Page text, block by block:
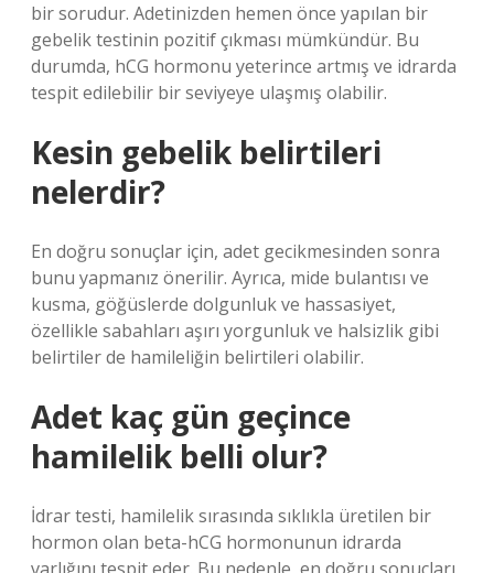
bir sorudur. Adetinizden hemen önce yapılan bir
gebelik testinin pozitif çıkması mümkündür. Bu
durumda, hCG hormonu yeterince artmış ve idrarda
tespit edilebilir bir seviyeye ulaşmış olabilir.
Kesin gebelik belirtileri
nelerdir?
En doğru sonuçlar için, adet gecikmesinden sonra
bunu yapmanız önerilir. Ayrıca, mide bulantısı ve
kusma, göğüslerde dolgunluk ve hassasiyet,
özellikle sabahları aşırı yorgunluk ve halsizlik gibi
belirtiler de hamileliğin belirtileri olabilir.
Adet kaç gün geçince
hamilelik belli olur?
İdrar testi, hamilelik sırasında sıklıkla üretilen bir
hormon olan beta-hCG hormonunun idrarda